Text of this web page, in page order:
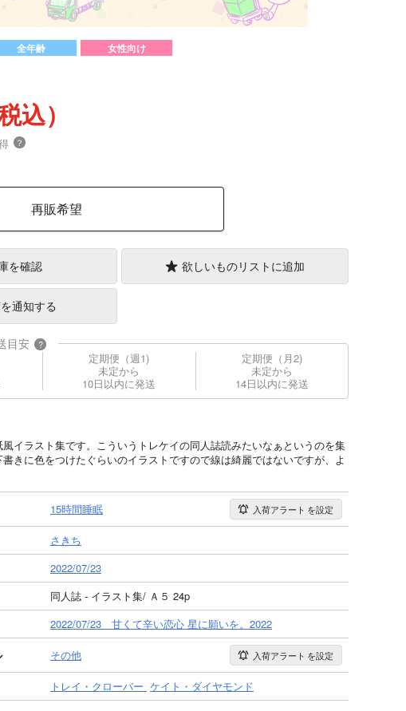
全年齢 女性向け
込）
？
再販希望
を確認 欲しいものリストに追加
通知する
目安 ?
定期便（週1)
未定から
10日以内に発送
定期便（月2)
未定から
14日以内に発送
風イラスト集です。こういうトレケイの同人誌読みたいなぁというのを集
きに色をつけたぐらいのイラストですので線は綺麗ではないですが、よ
15時間睡眠 入荷アラート を設定
さきち
2022/07/23
同人誌 - イラスト集/ Ａ５ 24p
2022/07/23 甘くて辛い恋心 星に願いを。2022
その他 入荷アラート を設定
トレイ・クローバー ケイト・ダイヤモンド